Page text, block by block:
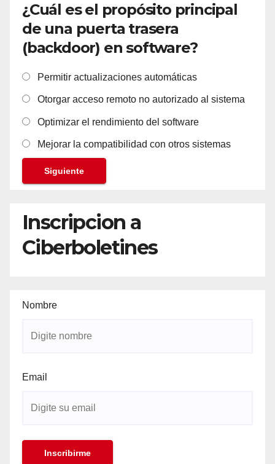
¿Cuál es el propósito principal
de una puerta trasera
(backdoor) en software?
Permitir actualizaciones automáticas
Otorgar acceso remoto no autorizado al sistema
Optimizar el rendimiento del software
Mejorar la compatibilidad con otros sistemas
Siguiente
Inscripcion a
Ciberboletines
Nombre
Email